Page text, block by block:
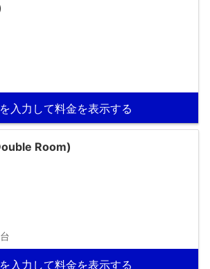
入力して料金を表示する
Room)
入力して料金を表示する